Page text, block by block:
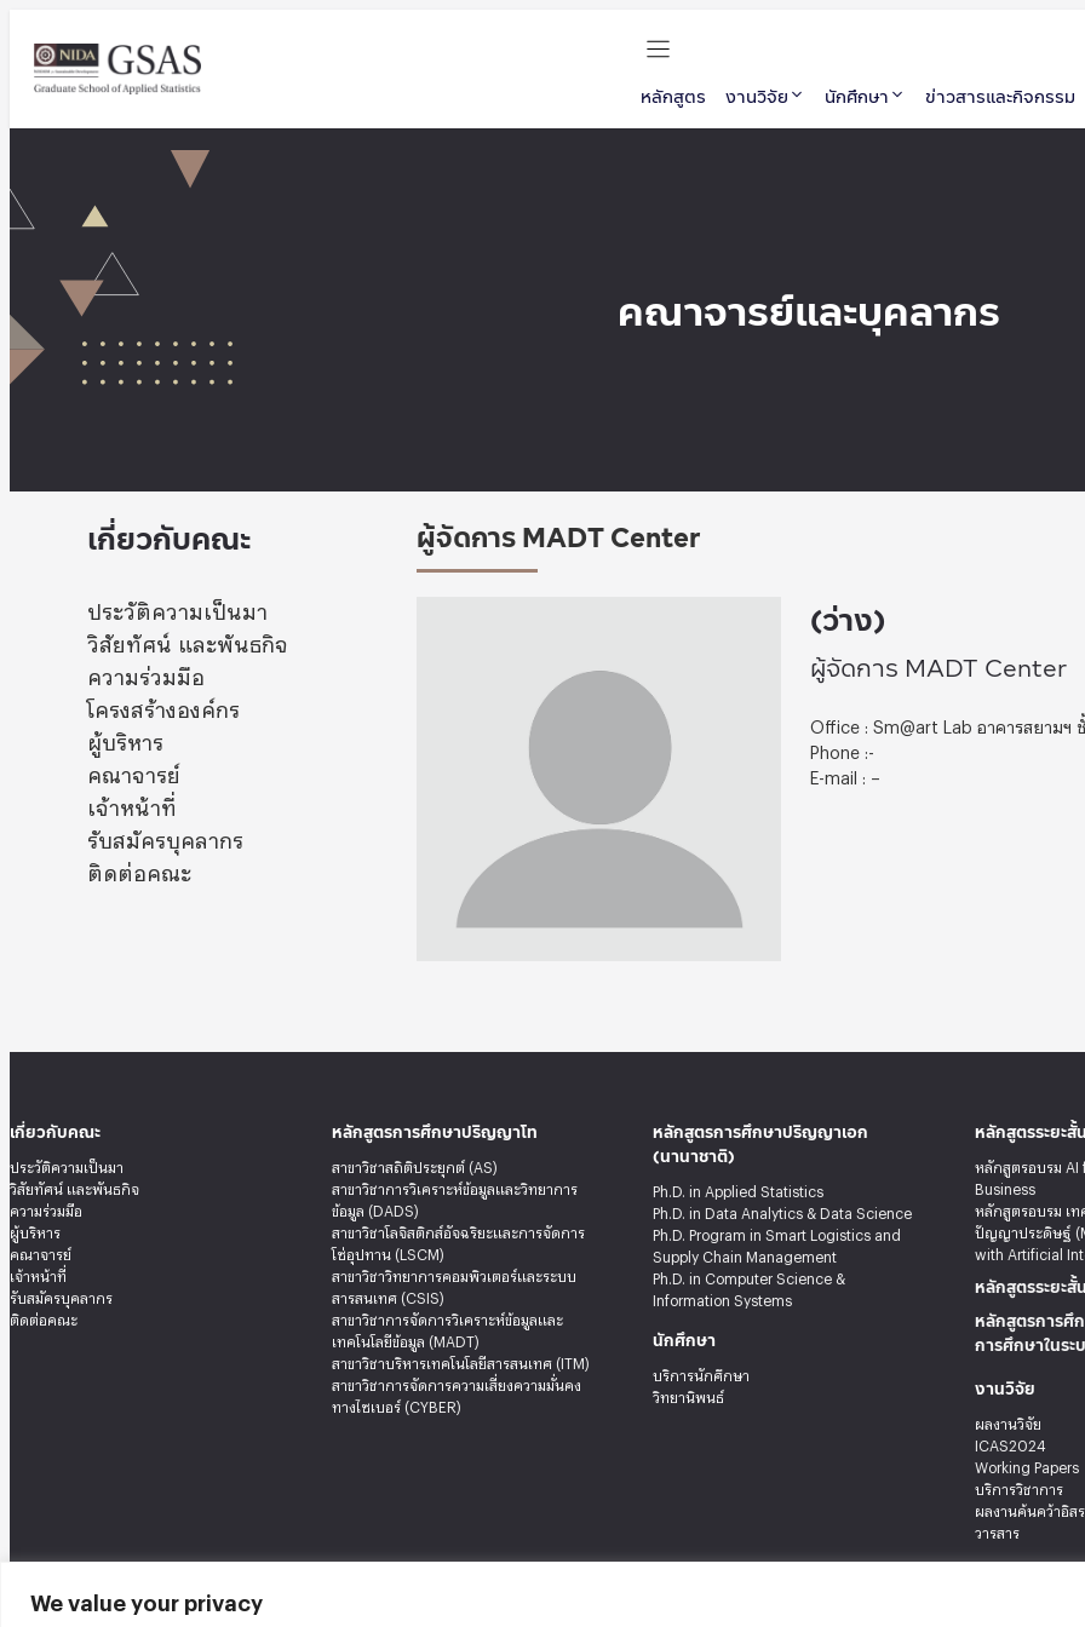
We value your privacy
หลักสูตร งานวิจัย นักศึกษา ข่าวสารและกิจกรรม
คณาจารย์และบุคลากร
เกี่ยวกับคณะ
ประวัติความเป็นมา
วิสัยทัศน์ และพันธกิจ
ความร่วมมือ
โครงสร้างองค์กร
ผู้บริหาร
คณาจารย์
เจ้าหน้าที่
รับสมัครบุคลากร
ติดต่อคณะ
ผู้จัดการ MADT Center
(ว่าง)
ผู้จัดการ MADT Center
Office : Sm@art Lab อาคารสยามฯ
Phone :-
E-mail : –
เกี่ยวกับคณะ
ประวัติความเป็นมา
วิสัยทัศน์ และพันธกิจ
ความร่วมมือ
ผู้บริหาร
คณาจารย์
เจ้าหน้าที่
รับสมัครบุคลากร
ติดต่อคณะ
หลักสูตรการศึกษาปริญญาโท
สาขาวิชาสถิติประยุกต์ (AS)
สาขาวิชาการวิเคราะห์ข้อมูลและวิทยาการ
ข้อมูล (DADS)
สาขาวิชาโลจิสติกส์อัจฉริยะและการจัดการ
โซ่อุปทาน (LSCM)
สาขาวิชาวิทยาการคอมพิวเตอร์และระบบ
สารสนเทศ (CSIS)
สาขาวิชาการจัดการวิเคราะห์ข้อมูลและ
เทคโนโลยีข้อมูล (MADT)
สาขาวิชาบริหารเทคโนโลยีสารสนเทศ (ITM)
สาขาวิชาการจัดการความเสี่ยงความมั่นคง
ทางไซเบอร์ (CYBER)
หลักสูตรการศึกษาปริญญาเอก
(นานาชาติ)
Ph.D. in Applied Statistics
Ph.D. in Data Analytics & Data Science
Ph.D. Program in Smart Logistics and
Supply Chain Management
Ph.D. in Computer Science &
Information Systems
นักศึกษา
บริการนักศึกษา
วิทยานิพนธ์
หลักสูตรระยะสั้
หลักสูตรอบรม AI
Business
หลักสูตรอบรม เท
ปัญญาประดิษฐ์
with Artificial
หลักสูตรระยะสั้
หลักสูตรการศึ
การศึกษาในร
งานวิจัย
ผลงานวิจัย
ICAS2024
Working Papers
บริการวิชาการ
ผลงานค้นคว้าอิส
วารสาร
คณะสถิติประยุกต์ อาคารนวมินทราธิราช ชั้น 12 เลขที่ 148 ถนนเสรีไทย แขวงคลองจั่น เขตบางกะปิ กรุงเทพมหานคร 10240